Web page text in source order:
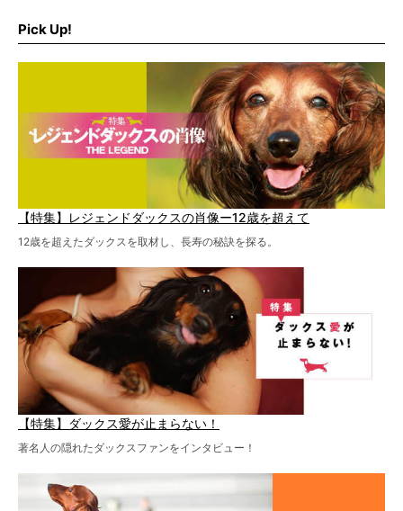
を点滴投与する治療により、歩けなかった子が投与37日で
Pick Up!
【特集】レジェンドダックスの肖像ー12歳を超えて
12歳を超えたダックスを取材し、長寿の秘訣を探る。
【特集】ダックス愛が止まらない！
著名人の隠れたダックスファンをインタビュー！